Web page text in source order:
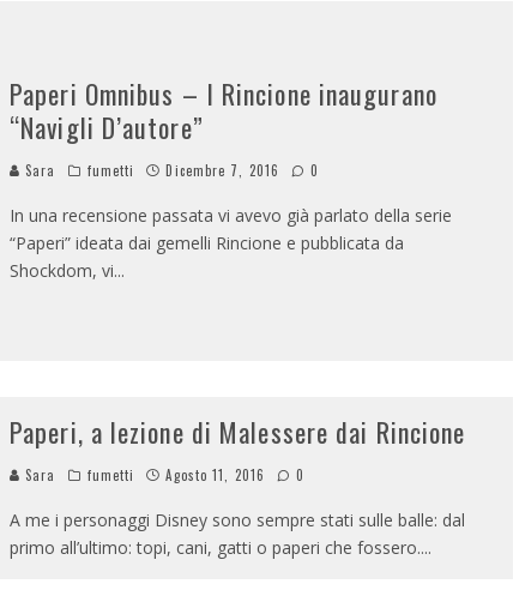
Paperi Omnibus – I Rincione inaugurano
“Navigli D’autore”
Sara fumetti Dicembre 7, 2016 0
In una recensione passata vi avevo già parlato della serie
“Paperi” ideata dai gemelli Rincione e pubblicata da
Shockdom, vi...
Paperi, a lezione di Malessere dai Rincione
Sara fumetti Agosto 11, 2016 0
A me i personaggi Disney sono sempre stati sulle balle: dal
primo all’ultimo: topi, cani, gatti o paperi che fossero....